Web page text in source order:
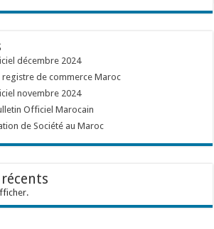
décembre 2024
de commerce Maroc
novembre 2024
Officiel Marocain
de Société au Maroc